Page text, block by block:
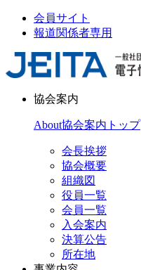
会員サイト
報道関係者専用
協会案内
About協会案内トップ
会長挨拶
協会概要
組織図
役員一覧
会員一覧
入会案内
決算公告
所在地